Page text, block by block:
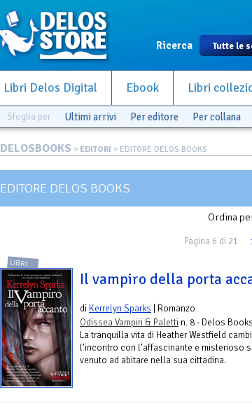
Ricerca
Libri Delos Digital Ebook Libri
Sfoglia per Ultimi arrivi Per editore Per collana
DELOSBOOKS > EDITORI > EDITORE DELOS BOOKS
EDITORE DELOS BOOKS
Ordina
Pagina 6 di 21
LIBRI
Il vampiro della porta
di Kerrelyn Sparks | Romanzo
Odissea Vampiri & Paletti n. 8 - Delos Books
La tranquilla vita di Heather Westfield
l’incontro con l’affascinante e misterioso
venuto ad abitare nella sua cittadina.